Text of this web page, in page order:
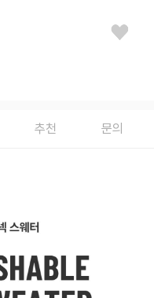
추천 문의